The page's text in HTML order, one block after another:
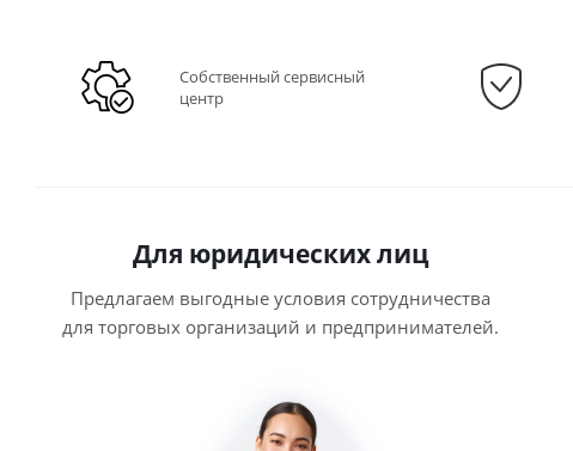
Собственный сервисный
центр
Для юридических лиц
Предлагаем выгодные условия сотрудничества
для торговых организаций и предпринимателей.